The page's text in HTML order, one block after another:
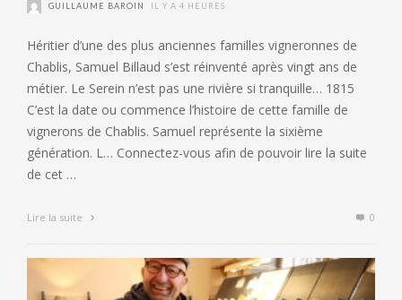
GUILLAUME BAROIN IL Y A 4 HEURES
Héritier d’une des plus anciennes familles vigneronnes de
Chablis, Samuel Billaud s’est réinventé après vingt ans de
métier. Le Serein n’est pas une rivière si tranquille… 1815
C’est la date ou commence l’histoire de cette famille de
vignerons de Chablis. Samuel représente la sixième
génération. L… Connectez-vous afin de pouvoir lire la suite
de cet …
Lire la suite 0